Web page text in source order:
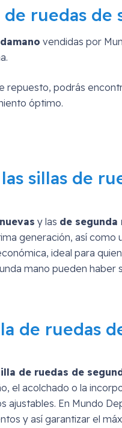
ruedas de
vendidas por
repuesto, podrás
óptimo.
sillas de
y las de segunda
generación, así como
ideal para
mano pueden haber
de ruedas
de ruedas de
el acolchado o la
ajustables. En Mundo
y así garantizar el